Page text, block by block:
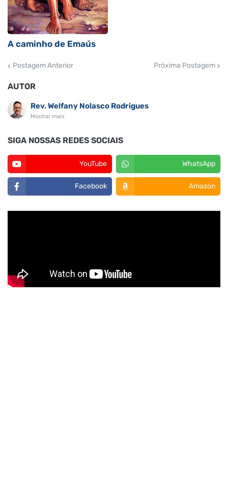
A caminho de Emaús
Postagem Anterior Próxima Postagem
AUTOR
Rev. Welfany Nolasco Rodrigues
Mostrar mais
SIGA NOSSAS REDES SOCIAIS
YouTube WhatsApp
Facebook Amazon